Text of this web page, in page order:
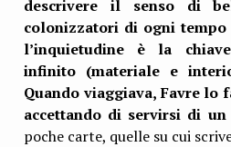
descrivere il senso di
colonizzatori di ogni
l’inquietudine è la
infinito (materiale e
Quando viaggiava, Favre lo
accettando di servirsi di
poche carte, quelle su cui